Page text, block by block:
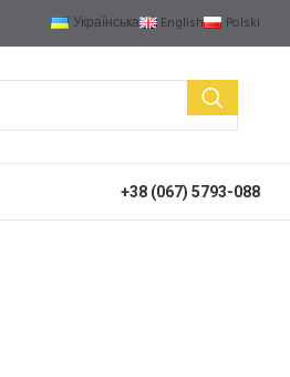
Українська English Polski
+38 (067) 5793-088